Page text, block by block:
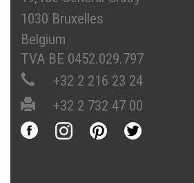
1030 Bruxelles
Belgium
TVA BE 0452.029.797
+32 2 216 23 24
+32 2 732 47 00